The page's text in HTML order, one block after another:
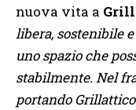
nuova vita a
libera, sostenibile
uno spazio che
stabilmente. Nel
portando